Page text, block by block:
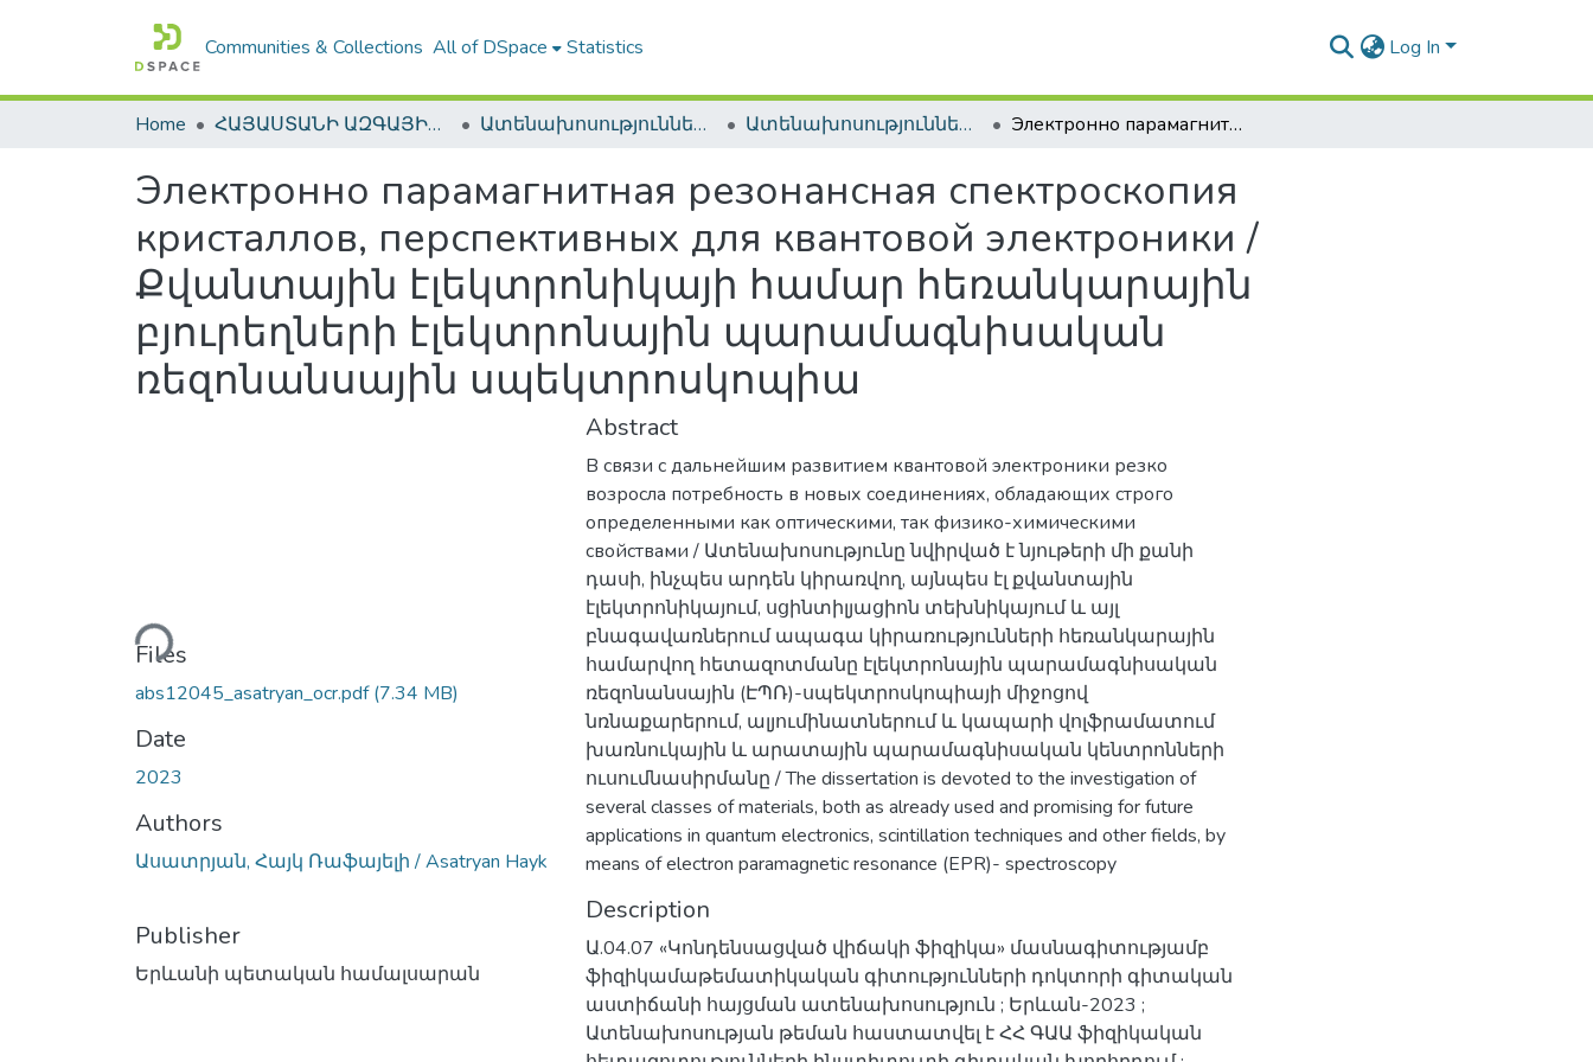
Communities & Collections All of DSpace Statistics Log In
Home ՀԱՅԱՍՏԱՆԻ ԱԶԳԱՅԻՆ ԳՐԱԴԱՐԱՆԻ ԹՎԱՅԻՆ ՊԱՀՈՑ / DIGITAL REPOSITORY OF NLA Ատենախոսություններ և սեղմագրեր / Theses & Abstracts Ատենախոսություններ և սեղմագրեր / Theses & Abstracts Электронно парамагнитная резонансная спектроскопия кристаллов, перспективных для квантовой электроники / Քվանտային էլեկտրոնիկայի համար հեռանկարային բյուրեղների էլեկտրոնային պարամագնիսական ռեզոնանսային սպեկտրոսկոպիա
Электронно парамагнитная резонансная спектроскопия
кристаллов, перспективных для квантовой электроники /
Քվանտային էլեկտրոնիկայի համար հեռանկարային
բյուրեղների էլեկտրոնային պարամագնիսական
ռեզոնանսային սպեկտրոսկոպիա
Loading...
Files
abs12045_asatryan_ocr.pdf(7.34 MB)
Date
2023
Authors
Ասատրյան, Հայկ Ռաֆայելի / Asatryan Hayk
Publisher
Երևանի պետական համալսարան
Abstract
В связи с дальнейшим развитием квантовой электроники резко
возросла потребность в новых соединениях, обладающих строго
определенными как оптическими, так физико-химическими
свойствами / Ատենախոսությունը նվիրված է նյութերի մի քանի
դասի, ինչպես արդեն կիրառվող, այնպես էլ քվանտային
էլեկտրոնիկայում, սցինտիլյացիոն տեխնիկայում և այլ
բնագավառներում ապագա կիրառությունների հեռանկարային
համարվող հետազոտմանը էլեկտրոնային պարամագնիսական
ռեզոնանսային (ԷՊՌ)-սպեկտրոսկոպիայի միջոցով
նռնաքարերում, ալյումինատներում և կապարի վոլֆրամատում
խառնուկային և արատային պարամագնիսական կենտրոնների
ուսումնասիրմանը / The dissertation is devoted to the investigation of
several classes of materials, both as already used and promising for future
applications in quantum electronics, scintillation techniques and other fields, by
means of electron paramagnetic resonance (EPR)- spectroscopy
Description
Ա.04.07 «Կոնդենսացված վիճակի ֆիզիկա» մասնագիտությամբ
ֆիզիկամաթեմատիկական գիտությունների դոկտորի գիտական
աստիճանի հայցման ատենախոսություն ; Երևան-2023 ;
Ատենախոսության թեման հաստատվել է ՀՀ ԳԱԱ ֆիզիկական